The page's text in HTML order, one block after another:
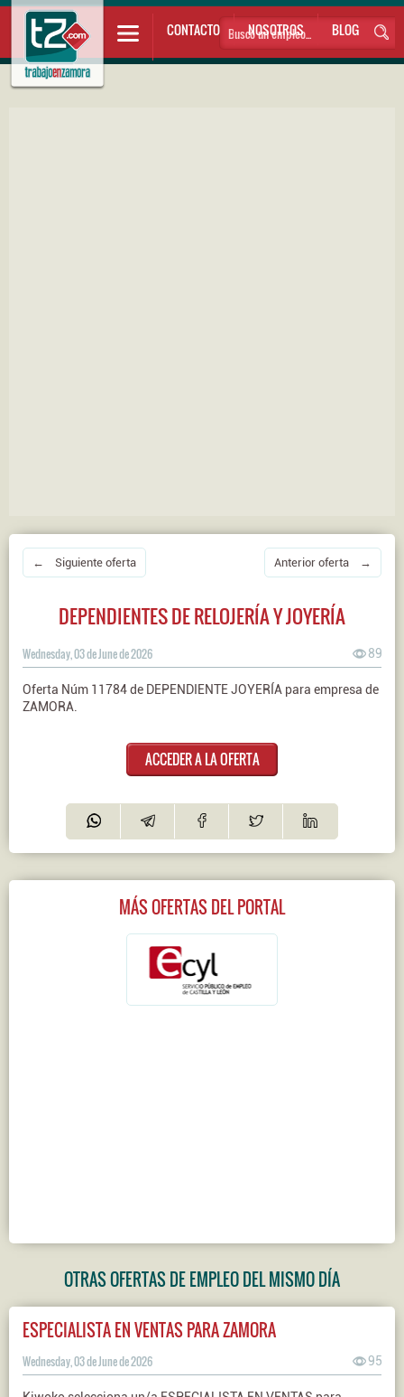
CONTACTO NOSOTROS BLOG
← Siguiente oferta Anterior oferta →
DEPENDIENTES DE RELOJERÍA Y JOYERÍA
Wednesday, 03 de June de 2026 89
Oferta Núm 11784 de DEPENDIENTE JOYERÍA para empresa de
ZAMORA.
ACCEDER A LA OFERTA
MÁS OFERTAS DEL PORTAL
OTRAS OFERTAS DE EMPLEO DEL MISMO DÍA
ESPECIALISTA EN VENTAS PARA ZAMORA
Wednesday, 03 de June de 2026 95